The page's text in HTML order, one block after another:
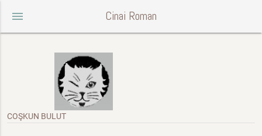
menu Cinai Roman
COŞKUN BULUT